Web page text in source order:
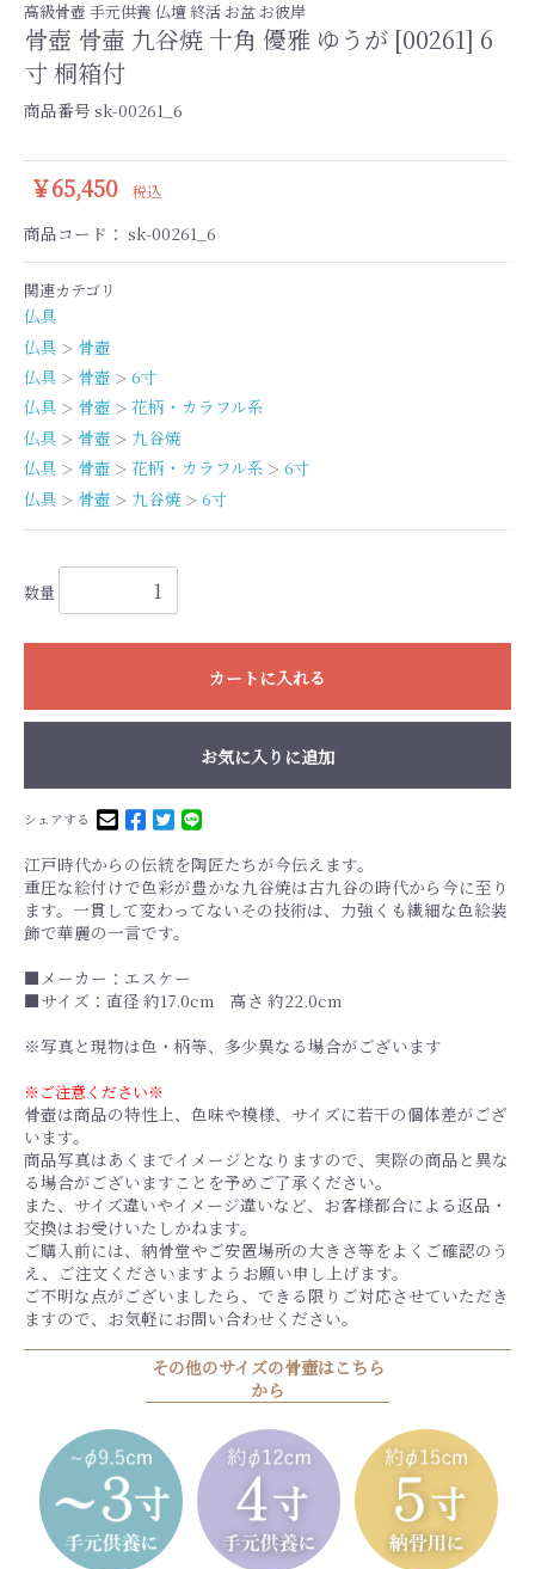
高級骨壺 手元供養 仏壇 終活 お盆 お彼岸
骨壺 骨壷 九谷焼 十角 優雅 ゆうが [00261] 6
寸 桐箱付
商品番号 sk-00261_6
￥65,450 税込
商品コード： sk-00261_6
関連カテゴリ
仏具
仏具 ＞ 骨壺
仏具 ＞ 骨壺 ＞ 6寸
仏具 ＞ 骨壺 ＞ 花柄・カラフル系
仏具 ＞ 骨壺 ＞ 九谷焼
仏具 ＞ 骨壺 ＞ 花柄・カラフル系 ＞ 6寸
仏具 ＞ 骨壺 ＞ 九谷焼 ＞ 6寸
数量
カートに入れる
お気に入りに追加
シェアする
江戸時代からの伝統を陶匠たちが今伝えます。
重圧な絵付けで色彩が豊かな九谷焼は古九谷の時代から今に至り
ます。一貫して変わってないその技術は、力強くも繊細な色絵装
飾で華麗の一言です。
■メーカー：エスケー
■サイズ：直径 約17.0cm 高さ 約22.0cm
※写真と現物は色・柄等、多少異なる場合がございます
※ご注意ください※
骨壺は商品の特性上、色味や模様、サイズに若干の個体差がござ
います。
商品写真はあくまでイメージとなりますので、実際の商品と異な
る場合がございますことを予めご了承ください。
また、サイズ違いやイメージ違いなど、お客様都合による返品・
交換はお受けいたしかねます。
ご購入前には、納骨堂やご安置場所の大きさ等をよくご確認のう
え、ご注文くださいますようお願い申し上げます。
ご不明な点がございましたら、できる限りご対応させていただき
ますので、お気軽にお問い合わせください。
その他のサイズの骨壺はこちら
から